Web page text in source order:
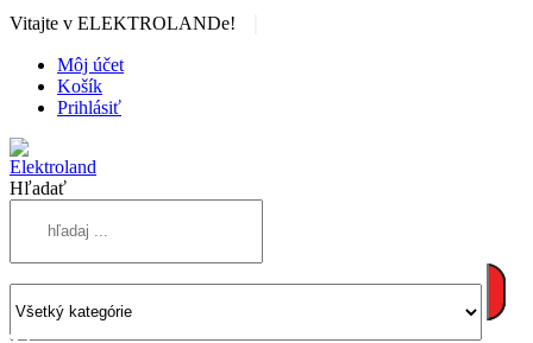
Vitajte v ELEKTROLANDe!
Môj účet
Košík
Prihlásiť
Hľadať